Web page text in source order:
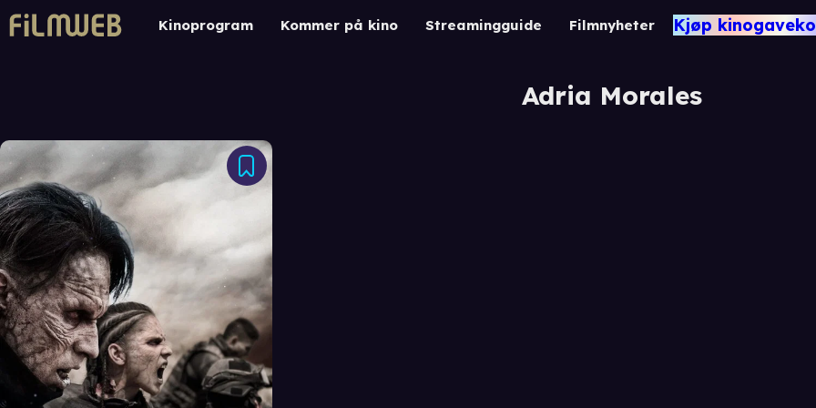
Kinoprogram Kommer på kino Streamingguide Filmnyheter Kjøp
Adria Morales